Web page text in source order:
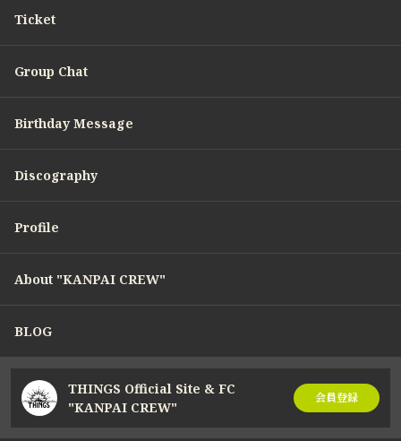
Ticket
Group Chat
Birthday Message
Discography
Profile
About "KANPAI CREW"
BLOG
THINGS Official Site & FC
"KANPAI CREW"
会員登録